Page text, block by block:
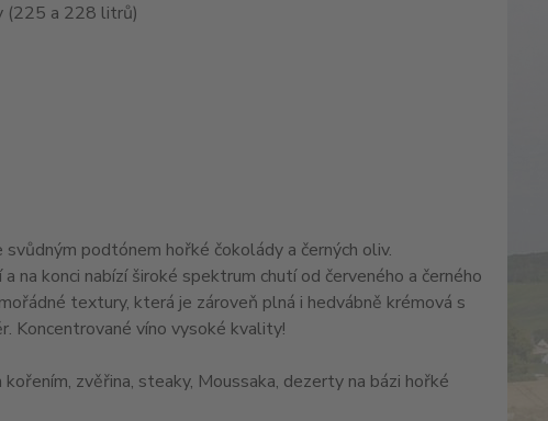
(225 a 228 litrů)
podtónem hořké čokolády a černých oliv.
na konci nabízí široké spektrum chutí od červeného a černého
textury, která je zároveň plná i hedvábně krémová s
Koncentrované víno vysoké kvality!
zvěřina, steaky, Moussaka, dezerty na bázi hořké